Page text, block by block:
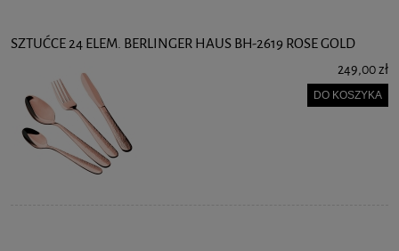
SZTUĆCE 24 ELEM. BERLINGER HAUS BH-2619 ROSE GOLD
249,00 zł
DO KOSZYKA